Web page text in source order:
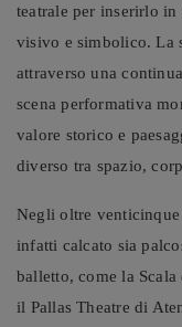
teatrale per inserirlo
visivo e simbolico. La
attraverso una
scena performativa
valore storico e
diverso tra spazio,
Negli oltre
infatti calcato sia
balletto, come la
il Pallas Theatre di